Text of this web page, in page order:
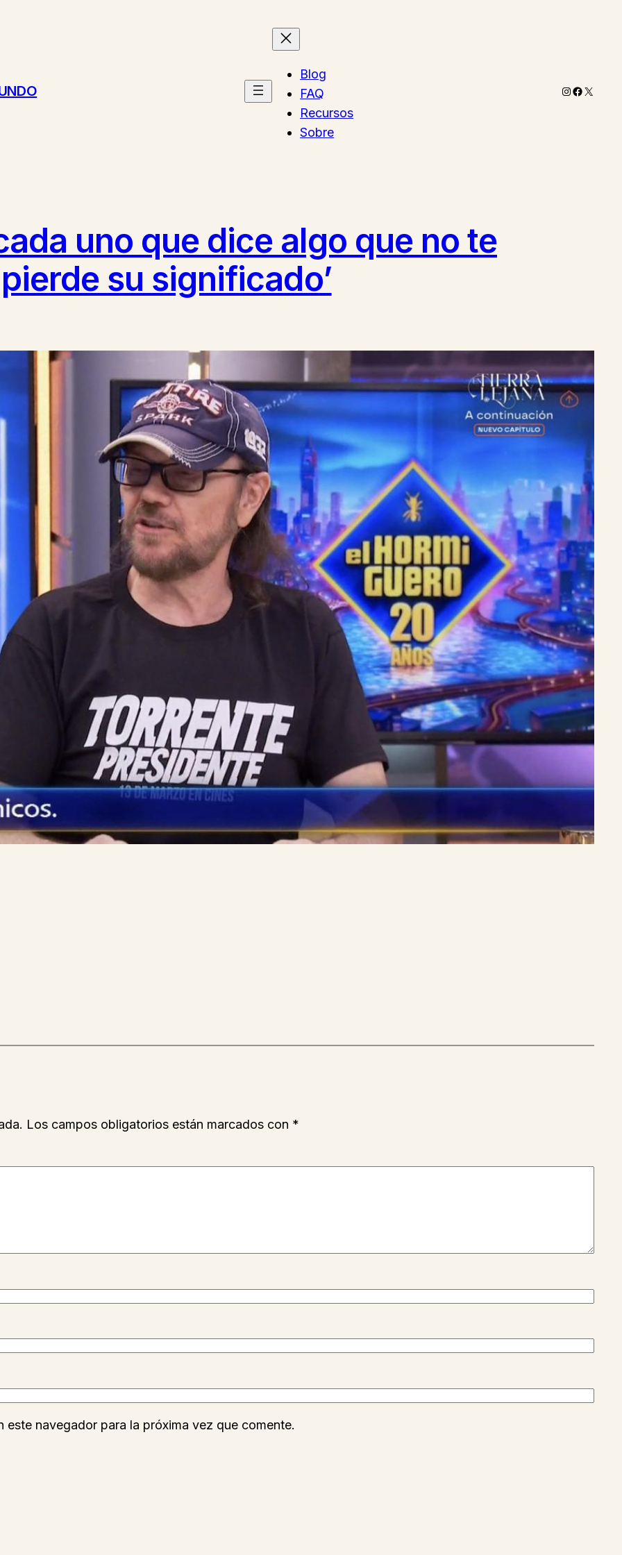
Blog
FAQ
Recursos
Sobre
Instagram
X
uno que dice algo que no te
su significado’
Los campos obligatorios están marcados con *
navegador para la próxima vez que comente.